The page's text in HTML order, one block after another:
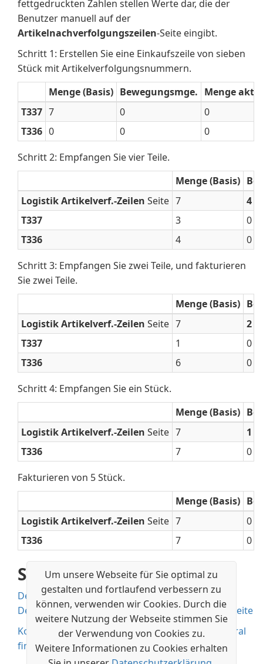
Um unsere Webseite für Sie optimal zu
gestalten und fortlaufend verbessern zu
können, verwenden wir Cookies. Durch die
weitere Nutzung der Webseite stimmen Sie
der Verwendung von Cookies zu.
Weitere Informationen zu Cookies erhalten
fettgedruckten Zahlen stellen Werte dar, die der
Benutzer manuell auf der
Artikelnachverfolgungszeilen-Seite eingibt.
Schritt 1: Erstellen Sie eine Einkaufszeile von sieben
Stück mit Artikelverfolgungsnummern.
Menge (Basis) Bewegungsmge. Menge akt.
T337 7 0
0
T336 0 0
0
Schritt 2: Empfangen Sie vier Teile.
Menge (Basis)
Logistik Artikelverf.-Zeilen Seite 7
4
T337
3
0
T336
4
0
Schritt 3: Empfangen Sie zwei Teile, und fakturieren
Sie zwei Teile.
Menge (Basis)
Logistik Artikelverf.-Zeilen Seite 7
2
T337
1
0
T336
6
0
Schritt 4: Empfangen Sie ein Stück.
Menge (Basis)
Logistik Artikelverf.-Zeilen Seite 7
1
T336
7
0
Fakturieren von 5 Stück.
Menge (Basis)
Logistik Artikelverf.-Zeilen Seite 7
0
T336
7 0
Siehe auch
Designdetails: Artikelnachverfolgung
Designdetails – Artikelverfolgungszeilenfenster-Seite
Kostenlose E-Learning-Module für Business Central
finden Sie hier